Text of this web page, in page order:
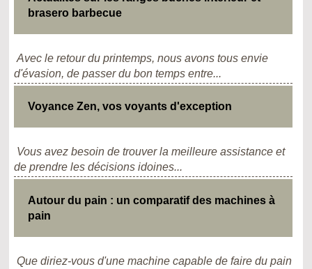
brasero barbecue
Avec le retour du printemps, nous avons tous envie
d'évasion, de passer du bon temps entre...
Voyance Zen, vos voyants d'exception
Vous avez besoin de trouver la meilleure assistance et
de prendre les décisions idoines...
Autour du pain : un comparatif des machines à
pain
Que diriez-vous d'une machine capable de faire du pain